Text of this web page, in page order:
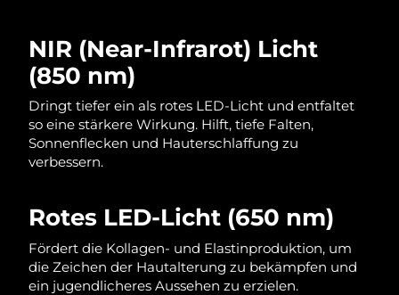
NIR (Near-Infrarot) Licht
(850 nm)
Dringt tiefer ein als rotes LED-Licht und entfaltet
so eine stärkere Wirkung. Hilft, tiefe Falten,
Sonnenflecken und Hauterschlaffung zu
verbessern.
Rotes LED-Licht (650 nm)
Fördert die Kollagen- und Elastinproduktion, um
die Zeichen der Hautalterung zu bekämpfen und
ein jugendlicheres Aussehen zu erzielen.
Monaco Erwartete Lieferung
Niederlande
Neuseeland Erwartete Lieferung
Oman Erwartete Lieferung8/11/26
Philippinen Erwartete Lieferung 8/11/26